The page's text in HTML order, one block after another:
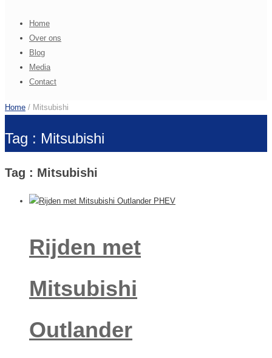
Home
Over ons
Blog
Media
Contact
Home / Mitsubishi
Tag : Mitsubishi
Tag : Mitsubishi
Rijden met
Mitsubishi
Outlander